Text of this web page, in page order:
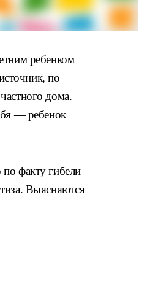
ребенком
по
дома.
— ребенок
факту гибели
Выясняются